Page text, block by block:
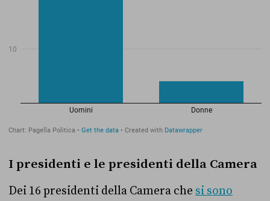
I presidenti e le presidenti della Camera
Dei 16 presidenti della Camera che si sono